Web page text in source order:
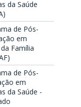
da Saúde
de Pós-
em
Família
de Pós-
em
da Saúde -